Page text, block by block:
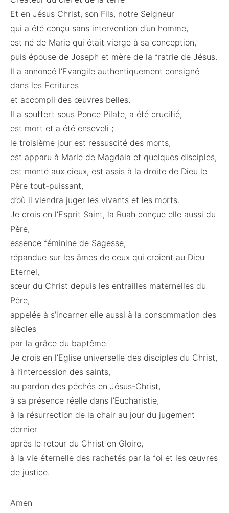
Et en Jésus Christ, son Fils, notre Seigneur
qui a été conçu sans intervention d’un homme,
est né de Marie qui était vierge à sa conception,
puis épouse de Joseph et mère de la fratrie de Jésus.
Il a annoncé l’Evangile authentiquement consigné
dans les Ecritures
et accompli des œuvres belles.
Il a souffert sous Ponce Pilate, a été crucifié,
est mort et a été enseveli ;
le troisième jour est ressuscité des morts,
est apparu à Marie de Magdala et quelques disciples,
est monté aux cieux, est assis à la droite de Dieu le
Père tout-puissant,
d’où il viendra juger les vivants et les morts.
Je crois en l’Esprit Saint, la Ruah conçue elle aussi du
Père,
essence féminine de Sagesse,
répandue sur les âmes de ceux qui croient au Dieu
Eternel,
sœur du Christ depuis les entrailles maternelles du
Père,
appelée à s’incarner elle aussi à la consommation des
siècles
par la grâce du baptême.
Je crois en l’Eglise universelle des disciples du Christ,
à l’intercession des saints,
au pardon des péchés en Jésus-Christ,
à sa présence réelle dans l’Eucharistie,
à la résurrection de la chair au jour du jugement
dernier
après le retour du Christ en Gloire,
à la vie éternelle des rachetés par la foi et les œuvres
de justice.
Amen